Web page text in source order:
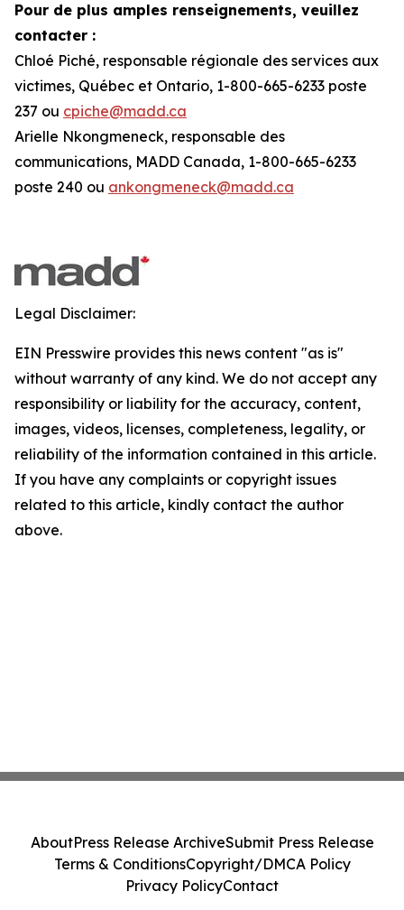
Pour de plus amples renseignements, veuillez
contacter :
Chloé Piché, responsable régionale des services aux
victimes, Québec et Ontario, 1-800-665-6233 poste
237 ou cpiche@madd.ca
Arielle Nkongmeneck, responsable des
communications, MADD Canada, 1-800-665-6233
poste 240 ou ankongmeneck@madd.ca
Legal Disclaimer:
EIN Presswire provides this news content "as is"
without warranty of any kind. We do not accept any
responsibility or liability for the accuracy, content,
images, videos, licenses, completeness, legality, or
reliability of the information contained in this article.
If you have any complaints or copyright issues
related to this article, kindly contact the author
above.
AboutPress Release ArchiveSubmit Press Release
Terms & ConditionsCopyright/DMCA Policy
Privacy PolicyContact